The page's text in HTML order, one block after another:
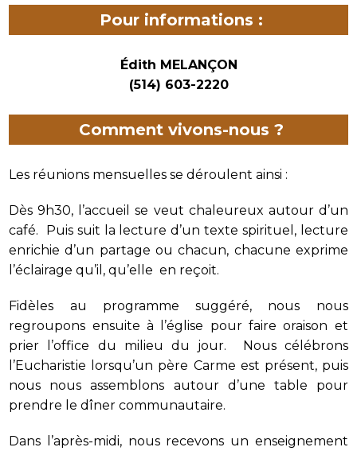
Pour informations :
Édith MELANÇON
(514) 603-2220
Comment vivons-nous ?
Les réunions mensuelles se déroulent ainsi :
Dès 9h30, l’accueil se veut chaleureux autour d’un
café. Puis suit la lecture d’un texte spirituel, lecture
enrichie d’un partage ou chacun, chacune exprime
l’éclairage qu’il, qu’elle en reçoit.
Fidèles au programme suggéré, nous nous
regroupons ensuite à l’église pour faire oraison et
prier l’office du milieu du jour. Nous célébrons
l’Eucharistie lorsqu’un père Carme est présent, puis
nous nous assemblons autour d’une table pour
prendre le dîner communautaire.
Dans l’après-midi, nous recevons un enseignement